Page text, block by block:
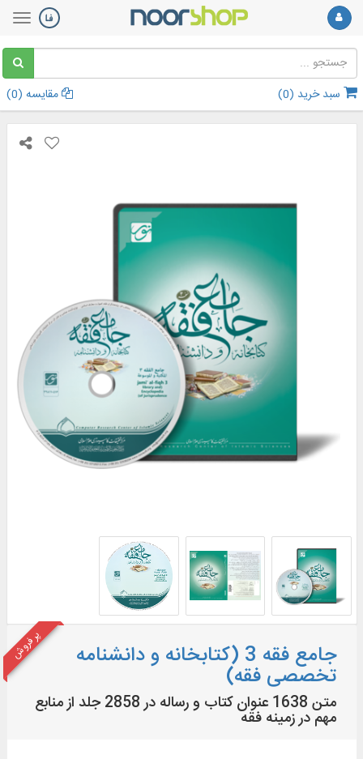
سبد خرید (0
) مقایسه (0
)
پر فروش جامع فقه 3 (کتابخانه و دانشنامه
تخصصی فقه)
متن 1638 عنوان کتاب و رساله در 2858 جلد از منابع
مهم در زمينه فقه